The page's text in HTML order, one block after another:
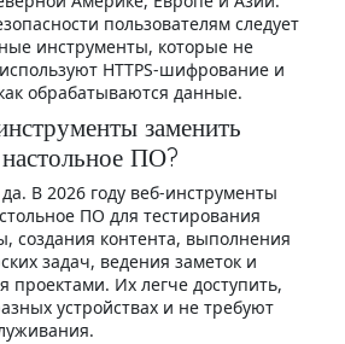
пользователям следует
инструменты, которые не
HTTPS-шифрование и
обрабатываются данные.
заменить
ПО?
В 2026 году веб-инструменты
ПО для тестирования
создания контента, выполнения
задач, ведения заметок и
проектами. Их легче доступить,
устройствах и не требуют